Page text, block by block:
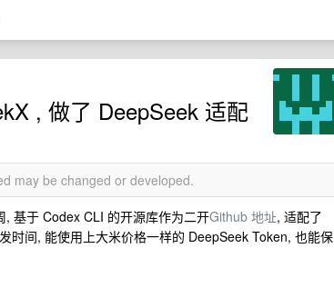
, 做了 DeepSeek 适配
may be changed or developed.
基于 Codex CLI 的开源库作为二开Github 地址, 适配了
时间, 能使用上大米价格一样的 DeepSeek Token, 也能保